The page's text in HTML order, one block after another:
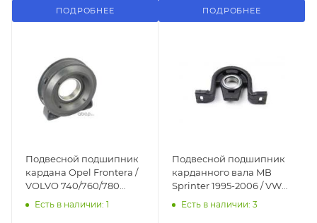
ПОДРОБНЕЕ ПОДРОБНЕЕ
Подвесной подшипник
кардана Opel Frontera /
VOLVO 740/760/780
08/81-07/92, 960 II 09/94-
Есть в наличии: 1
Подвесной подшипник
карданного вала MB
Sprinter 1995-2006 / VW
LT 28-35 A9014110412
Есть в наличии: 3